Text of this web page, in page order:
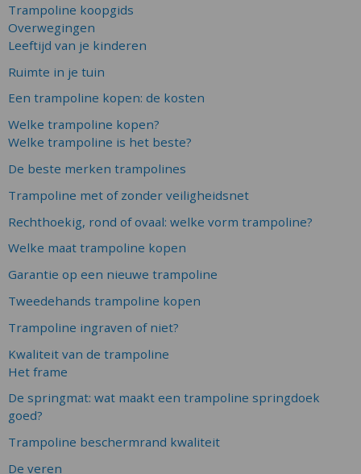
Trampoline koopgids
Overwegingen
Leeftijd van je kinderen
Ruimte in je tuin
Een trampoline kopen: de kosten
Welke trampoline kopen?
Welke trampoline is het beste?
De beste merken trampolines
Trampoline met of zonder veiligheidsnet
Rechthoekig, rond of ovaal: welke vorm trampoline?
Welke maat trampoline kopen
Garantie op een nieuwe trampoline
Tweedehands trampoline kopen
Trampoline ingraven of niet?
Kwaliteit van de trampoline
Het frame
De springmat: wat maakt een trampoline springdoek
goed?
Trampoline beschermrand kwaliteit
De veren